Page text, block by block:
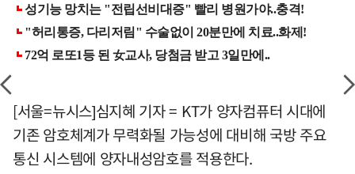
[서울=뉴시스]심지혜 기자 = KT가 양자컴퓨터 시대에
기존 암호체계가 무력화될 가능성에 대비해 국방 주요
통신 시스템에 양자내성암호를 적용한다.